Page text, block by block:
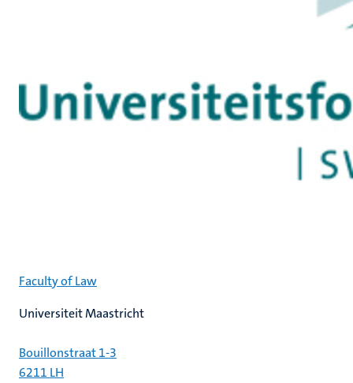
Faculty of Law
Universiteit Maastricht
Bouillonstraat 1-3
6211 LH